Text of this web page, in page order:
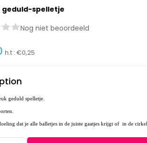
geduld-spelletje
Nog niet beoordeeld
h.t :€0,25
geduld spelletje.
dat je alle balletjes in de juiste gaatjes krijgt of in de cirkel.